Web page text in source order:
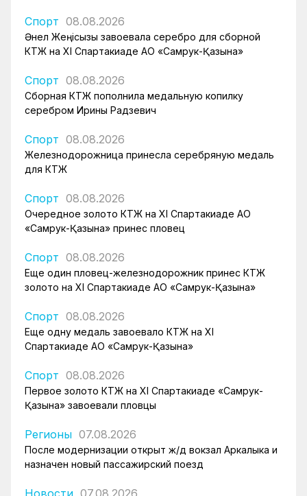
Спорт 08.08.2026
Әнел Жеңісқызы завоевала серебро для сборной
КТЖ на XI Спартакиаде АО «Самрук-Қазына»
Спорт 08.08.2026
Сборная КТЖ пополнила медальную копилку
серебром Ирины Радзевич
Спорт 08.08.2026
Железнодорожница принесла серебряную медаль
для КТЖ
Спорт 08.08.2026
Очередное золото КТЖ на XI Спартакиаде АО
«Самрук-Қазына» принес пловец
Спорт 08.08.2026
Еще один пловец-железнодорожник принес КТЖ
золото на XI Спартакиаде АО «Самрук-Қазына»
Спорт 08.08.2026
Еще одну медаль завоевало КТЖ на XI
Спартакиаде АО «Самрук-Қазына»
Спорт 08.08.2026
Первое золото КТЖ на XI Спартакиаде «Самрук-
Қазына» завоевали пловцы
Регионы 07.08.2026
После модернизации открыт ж/д вокзал Аркалыка и
назначен новый пассажирский поезд